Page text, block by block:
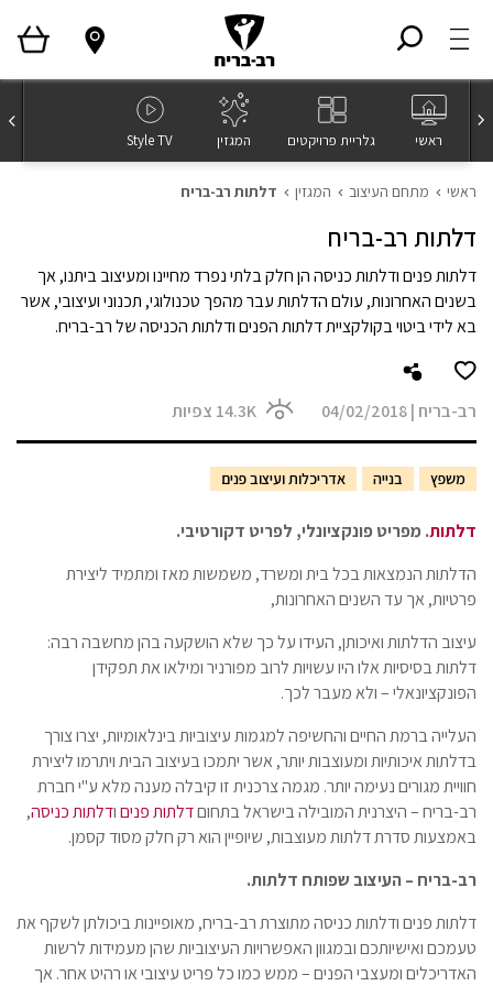
ראשי גלריית פרויקטים המגזין Style TV
ראשי מתחם העיצוב המגזין דלתות רב-בריח
דלתות רב-בריח
דלתות פנים ודלתות כניסה הן חלק בלתי נפרד מחיינו ומעיצוב ביתנו, אך
בשנים האחרונות, עולם הדלתות עבר מהפך טכנולוגי, תכנוני ועיצובי, אשר
בא לידי ביטוי בקולקציית דלתות הפנים ודלתות הכניסה של רב-בריח.
רב-בריח |
04/02/2018
14.3K צפיות
משפץ בנייה אדריכלות ועיצוב פנים
דלתות. מפריט פונקציונלי, לפריט דקורטיבי.
הדלתות הנמצאות בכל בית ומשרד, משמשות מאז ומתמיד ליצירת
פרטיות, אך עד השנים האחרונות,
עיצוב הדלתות ואיכותן, העידו על כך שלא הושקעה בהן מחשבה רבה:
דלתות בסיסיות אלו היו עשויות לרוב מפורניר ומילאו את תפקידן
הפונקציונאלי – ולא מעבר לכך.
העלייה ברמת החיים והחשיפה למגמות עיצוביות בינלאומיות, יצרו צורך
בדלתות איכותיות ומעוצבות יותר, אשר יתמכו בעיצוב הבית ויתרמו ליצירת
חוויית מגורים נעימה יותר. מגמה צרכנית זו קיבלה מענה מלא ע"י חברת
רב-בריח – היצרנית המובילה בישראל בתחוםדלתות פניםודלתות כניסה,
באמצעות סדרת דלתות מעוצבות, שיופיין הוא רק חלק מסוד קסמן.
רב-בריח – העיצוב שפותח דלתות.
דלתות פנים ודלתות כניסה מתוצרת רב-בריח, מאופיינות ביכולתן לשקף את
טעמכם ואישיותכם ובמגוון האפשרויות העיצוביות שהן מעמידות לרשות
האדריכלים ומעצבי הפנים – ממש כמו כל פריט עיצובי או רהיט אחר. אך